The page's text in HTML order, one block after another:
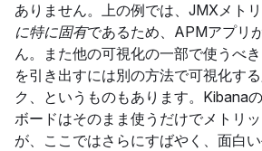
ありません。上の例では、JMXメト
に特に固有であるため、APMアプリ
ん。また他の可視化の一部で使うべ
を引き出すには別の方法で可視化す
ク、というものもあります。Kibana
ボードはそのまま使うだけでメトリ
が、ここではさらにすばやく、面白